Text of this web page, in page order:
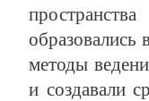
образовались
методы
и создавали